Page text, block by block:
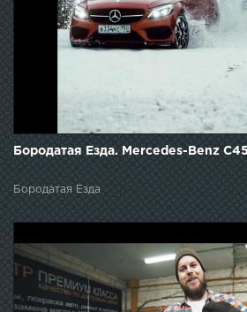
Бородатая Езда. Mercedes-Benz
Бородатая Езда